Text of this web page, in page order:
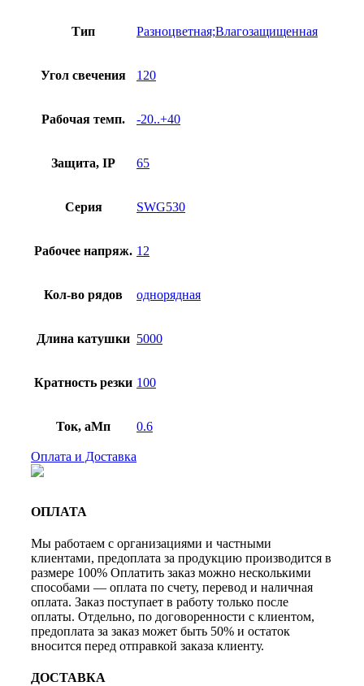
Тип Разноцветная;Влагозащищенная
Угол свечения 120
Рабочая темп. -20..+40
Защита, IP 65
Серия SWG530
Рабочее напряж. 12
Кол-во рядов однорядная
Длина катушки 5000
Кратность резки 100
Ток, аМп 0.6
Оплата и Доставка
ОПЛАТА
Мы работаем с организациями и частными
клиентами, предоплата за продукцию производится в
размере 100% Оплатить заказ можно несколькими
способами — оплата по счету, перевод и наличная
оплата. Заказ поступает в работу только после
оплаты. Отдельно, по договоренности с клиентом,
предоплата за заказ может быть 50% и остаток
вносится перед отправкой заказа клиенту.
ДОСТАВКА